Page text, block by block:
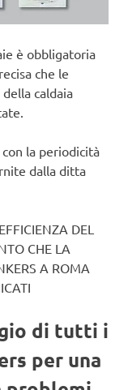
è obbligatoria
che le
caldaia
la periodicità
dalla ditta
DEL
CHE LA
A ROMA
di tutti i
per una